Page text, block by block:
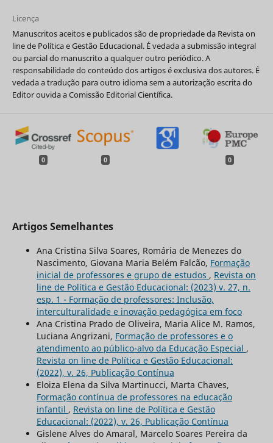
Licença
Manuscritos aceitos e publicados são de propriedade da Revista on
line de Política e Gestão Educacional. É vedada a submissão integral
ou parcial do manuscrito a qualquer outro periódico. A
responsabilidade do conteúdo dos artigos é exclusiva dos autores. É
vedada a tradução para outro idioma sem a autorização escrita do
Editor ouvida a Comissão Editorial Científica.
0 0 0
Artigos Semelhantes
Ana Cristina Silva Soares, Romária de Menezes do
Nascimento, Giovana Maria Belém Falcão, Formação
inicial de professores e grupo de estudos , Revista on
line de Política e Gestão Educacional: (2023) v. 27, n.
esp. 1 - Formação de professores: Inclusão,
interculturalidade e inovação pedagógica em foco
Ana Cristina Prado de Oliveira, Maria Alice M. Ramos,
Luciana Angrizani, Formação de professores e o
atendimento ao público-alvo da Educação Especial ,
Revista on line de Política e Gestão Educacional:
(2022), v. 26, Publicação Contínua
Eloiza Elena da Silva Martinucci, Marta Chaves,
Formação contínua de professores na educação
infantil , Revista on line de Política e Gestão
Educacional: (2022), v. 26, Publicação Contínua
Gislene Alves do Amaral, Marcelo Soares Pereira da